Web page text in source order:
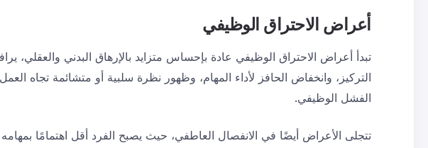
أعراض الاحتراق الوظيفي
تبدأ أعراض الاحتراق الوظيفي عادة بإحساس متزايد بالإرهاق البدني
التركيز، وانخفاض الحافز لأداء المهام، وظهور نظرة سلبية أو متشائمة تجاه
الفشل الوظيفي.
تتجلى الأعراض أيضًا في الانفصال العاطفي، حيث يصبح الفرد أقل اهتمامًا